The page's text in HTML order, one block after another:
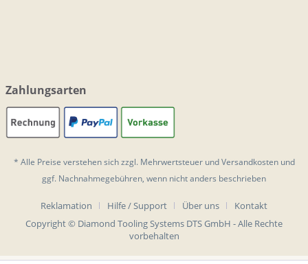
Zahlungsarten
* Alle Preise verstehen sich zzgl. Mehrwertsteuer undVersandkostenund
ggf. Nachnahmegebühren, wenn nicht anders beschrieben
Reklamation Hilfe / Support Über uns
Kontakt
Copyright © Diamond Tooling Systems DTS GmbH - Alle Rechte
vorbehalten